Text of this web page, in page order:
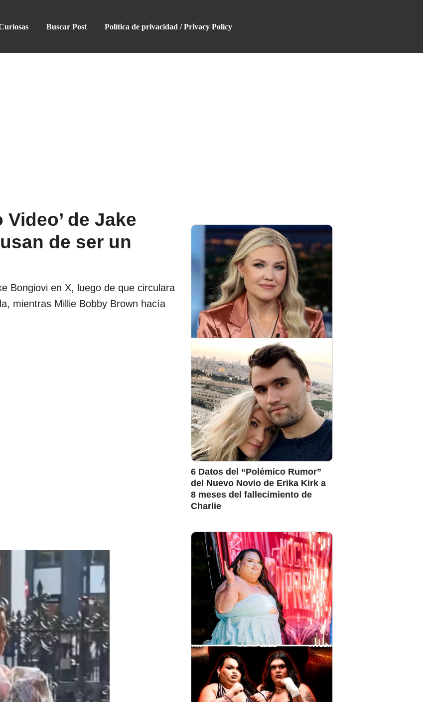
Buscar Post Política de privacidad / Privacy Policy
de Jake
de ser un
Bongiovi en X, luego de que circulara
mientras Millie Bobby Brown hacía
6 Datos del “Polémico Rumor”
del Nuevo Novio de Erika Kirk a
8 meses del fallecimiento de
Charlie